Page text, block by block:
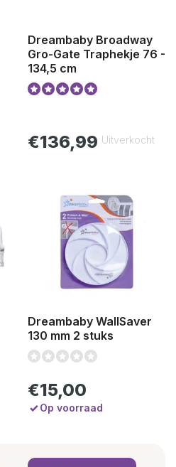
Dreambaby Broadway
Gro-Gate Traphekje 76 -
134,5 cm
€136,99 Uitverkocht
Dreambaby WallSaver
130 mm 2 stuks
€15,00
Op voorraad